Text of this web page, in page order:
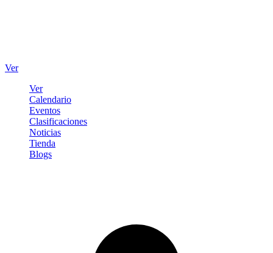
Ver
Ver
Calendario
Eventos
Clasificaciones
Noticias
Tienda
Blogs